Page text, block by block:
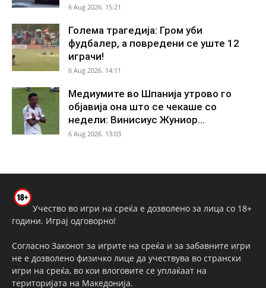
6 Aug 2026. 15:21
Голема трагедија: Гром уби
фудбалер, а повредени се уште 12
играчи!
6 Aug 2026. 14:11
Медиумите во Шпанија утрово го
објавија она што се чекаше со
недели: Винисиус Жуниор...
6 Aug 2026. 13:03
Учество во игри на среќа е дозволено за лица со 18+
години. Играј одговорно!
Согласно Законот за игрите на среќа и за забавните игри
не е дозволено физичко лице да учествува во странски
игри на среќа, во кои влоговите се уплаќаат на
територијата на Македонија.